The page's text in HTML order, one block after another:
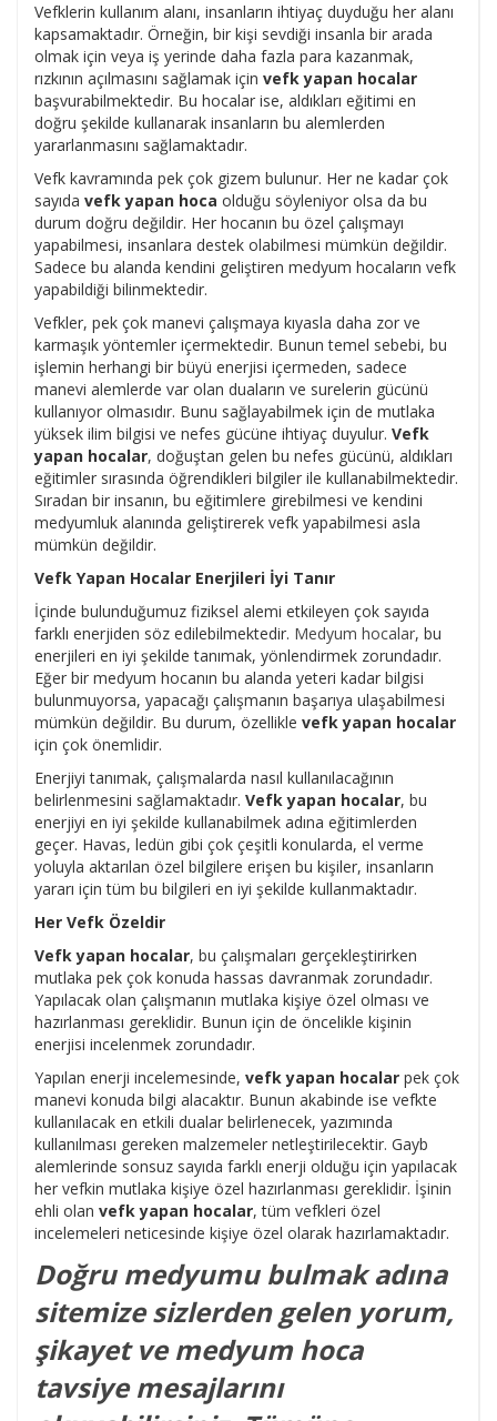
Vefklerin kullanım alanı, insanların ihtiyaç duyduğu her alanı
kapsamaktadır. Örneğin, bir kişi sevdiği insanla bir arada
olmak için veya iş yerinde daha fazla para kazanmak,
rızkının açılmasını sağlamak için vefk yapan hocalar
başvurabilmektedir. Bu hocalar ise, aldıkları eğitimi en
doğru şekilde kullanarak insanların bu alemlerden
yararlanmasını sağlamaktadır.
Vefk kavramında pek çok gizem bulunur. Her ne kadar çok
sayıda vefk yapan hoca olduğu söyleniyor olsa da bu
durum doğru değildir. Her hocanın bu özel çalışmayı
yapabilmesi, insanlara destek olabilmesi mümkün değildir.
Sadece bu alanda kendini geliştiren medyum hocaların vefk
yapabildiği bilinmektedir.
Vefkler, pek çok manevi çalışmaya kıyasla daha zor ve
karmaşık yöntemler içermektedir. Bunun temel sebebi, bu
işlemin herhangi bir büyü enerjisi içermeden, sadece
manevi alemlerde var olan duaların ve surelerin gücünü
kullanıyor olmasıdır. Bunu sağlayabilmek için de mutlaka
yüksek ilim bilgisi ve nefes gücüne ihtiyaç duyulur. Vefk
yapan hocalar, doğuştan gelen bu nefes gücünü, aldıkları
eğitimler sırasında öğrendikleri bilgiler ile kullanabilmektedir.
Sıradan bir insanın, bu eğitimlere girebilmesi ve kendini
medyumluk alanında geliştirerek vefk yapabilmesi asla
mümkün değildir.
Vefk Yapan Hocalar Enerjileri İyi Tanır
İçinde bulunduğumuz fiziksel alemi etkileyen çok sayıda
farklı enerjiden söz edilebilmektedir. Medyum hocalar, bu
enerjileri en iyi şekilde tanımak, yönlendirmek zorundadır.
Eğer bir medyum hocanın bu alanda yeteri kadar bilgisi
bulunmuyorsa, yapacağı çalışmanın başarıya ulaşabilmesi
mümkün değildir. Bu durum, özellikle vefk yapan hocalar
için çok önemlidir.
Enerjiyi tanımak, çalışmalarda nasıl kullanılacağının
belirlenmesini sağlamaktadır. Vefk yapan hocalar, bu
enerjiyi en iyi şekilde kullanabilmek adına eğitimlerden
geçer. Havas, ledün gibi çok çeşitli konularda, el verme
yoluyla aktarılan özel bilgilere erişen bu kişiler, insanların
yararı için tüm bu bilgileri en iyi şekilde kullanmaktadır.
Her Vefk Özeldir
Vefk yapan hocalar, bu çalışmaları gerçekleştirirken
mutlaka pek çok konuda hassas davranmak zorundadır.
Yapılacak olan çalışmanın mutlaka kişiye özel olması ve
hazırlanması gereklidir. Bunun için de öncelikle kişinin
enerjisi incelenmek zorundadır.
Yapılan enerji incelemesinde, vefk yapan hocalar pek çok
manevi konuda bilgi alacaktır. Bunun akabinde ise vefkte
kullanılacak en etkili dualar belirlenecek, yazımında
kullanılması gereken malzemeler netleştirilecektir. Gayb
alemlerinde sonsuz sayıda farklı enerji olduğu için yapılacak
her vefkin mutlaka kişiye özel hazırlanması gereklidir. İşinin
ehli olan vefk yapan hocalar, tüm vefkleri özel
incelemeleri neticesinde kişiye özel olarak hazırlamaktadır.
Doğru medyumu bulmak adına
sitemize sizlerden gelen yorum,
şikayet ve medyum hoca
tavsiye mesajlarını